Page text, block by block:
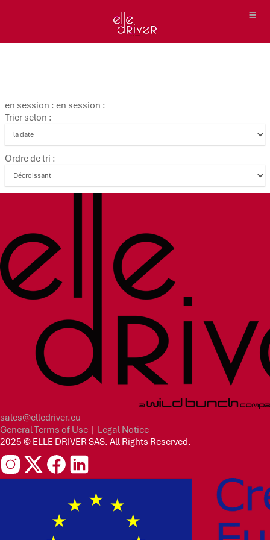
en session : en session :
Trier selon :
Ordre de tri :
sales@elledriver.eu
General Terms of Use | Legal Notice
2025 © ELLE DRIVER SAS. All Rights Reserved.